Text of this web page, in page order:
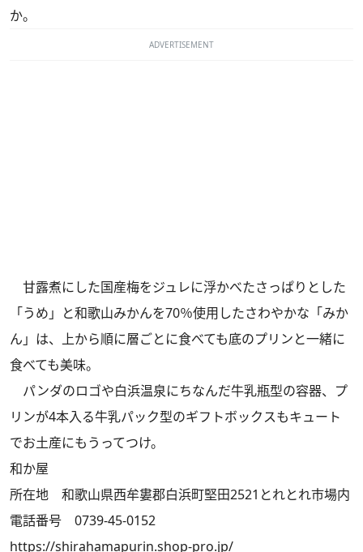
か。
ADVERTISEMENT
甘露煮にした国産梅をジュレに浮かべたさっぱりとした
「うめ」と和歌山みかんを70％使用したさわやかな「みか
ん」は、上から順に層ごとに食べても底のプリンと一緒に
食べても美味。
パンダのロゴや白浜温泉にちなんだ牛乳瓶型の容器、プ
リンが4本入る牛乳パック型のギフトボックスもキュート
でお土産にもうってつけ。
和か屋
所在地 和歌山県西牟婁郡白浜町堅田2521とれとれ市場内
電話番号 0739-45-0152
https://shirahamapurin.shop-pro.jp/